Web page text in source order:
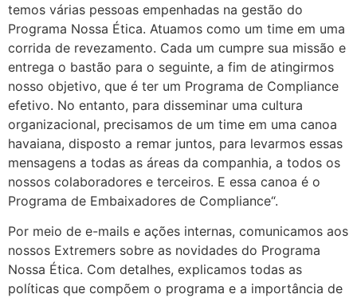
temos várias pessoas empenhadas na gestão do
Programa Nossa Ética. Atuamos como um time em uma
corrida de revezamento. Cada um cumpre sua missão e
entrega o bastão para o seguinte, a fim de atingirmos
nosso objetivo, que é ter um Programa de Compliance
efetivo. No entanto, para disseminar uma cultura
organizacional, precisamos de um time em uma canoa
havaiana, disposto a remar juntos, para levarmos essas
mensagens a todas as áreas da companhia, a todos os
nossos colaboradores e terceiros. E essa canoa é o
Programa de Embaixadores de Compliance“.
Por meio de e-mails e ações internas, comunicamos aos
nossos Extremers sobre as novidades do Programa
Nossa Ética. Com detalhes, explicamos todas as
políticas que compõem o programa e a importância de